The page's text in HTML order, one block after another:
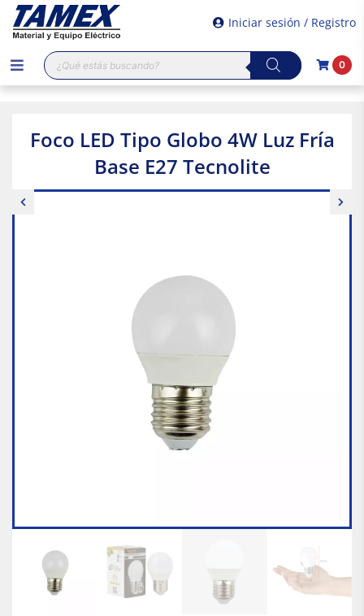
Iniciar sesión / Registro
Búsqueda
de
productos
0
Foco LED Tipo Globo 4W Luz Fría
Base E27 Tecnolite